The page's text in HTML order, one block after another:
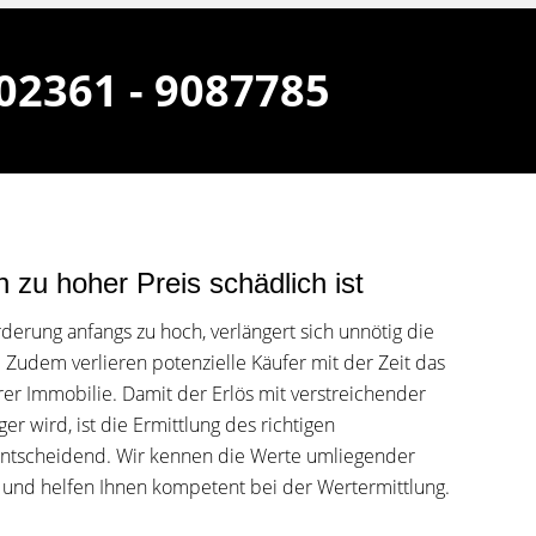
- 9087785
zu hoher Preis schädlich ist
anfangs zu hoch, verlängert sich unnötig die
Zudem verlieren potenzielle Käufer mit der Zeit das
Immobilie. Damit der Erlös mit verstreichender
wird, ist die Ermittlung des richtigen
Wir kennen die Werte umliegender
helfen Ihnen kompetent bei der Wertermittlung.